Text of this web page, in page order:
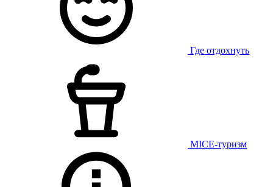
Где отдохнуть
MICE-туризм